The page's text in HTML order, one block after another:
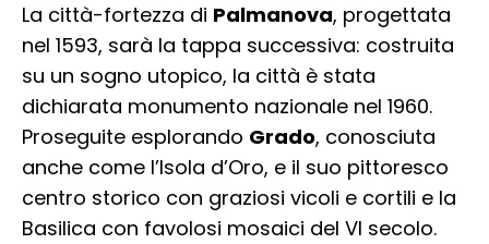
La città-fortezza di Palmanova, progettata
nel 1593, sarà la tappa successiva: costruita
su un sogno utopico, la città è stata
dichiarata monumento nazionale nel 1960.
Proseguite esplorando Grado, conosciuta
anche come l’Isola d’Oro, e il suo pittoresco
centro storico con graziosi vicoli e cortili e la
Basilica con favolosi mosaici del VI secolo.